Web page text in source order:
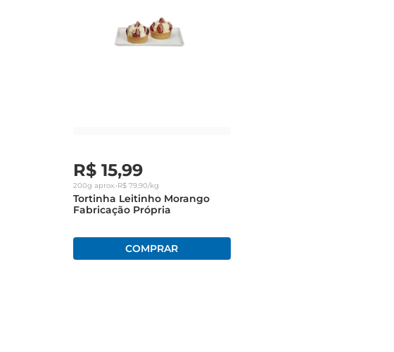
R$ 15,99
200g aprox.•R$ 79,90/kg
Tortinha Leitinho Morango
Fabricação Própria